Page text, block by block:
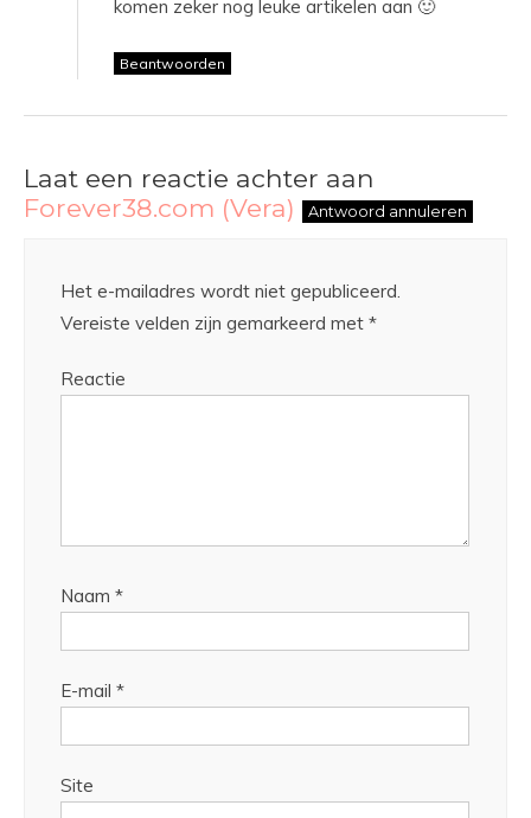
komen zeker nog leuke artikelen aan 🙂
Beantwoorden
Laat een reactie achter aan
Forever38.com (Vera)
Antwoord annuleren
Het e-mailadres wordt niet gepubliceerd.
Vereiste velden zijn gemarkeerd met *
Reactie
Naam *
E-mail *
Site